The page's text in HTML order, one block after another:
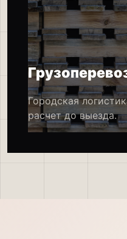
Городская
расчет до выезда.